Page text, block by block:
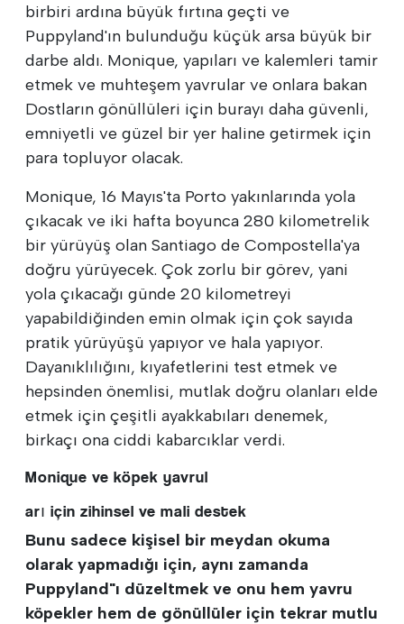
birbiri ardına büyük fırtına geçti ve
Puppyland'ın bulunduğu küçük arsa büyük bir
darbe aldı. Monique, yapıları ve kalemleri tamir
etmek ve muhteşem yavrular ve onlara bakan
Dostların gönüllüleri için burayı daha güvenli,
emniyetli ve güzel bir yer haline getirmek için
para topluyor olacak.
Monique, 16 Mayıs'ta Porto yakınlarında yola
çıkacak ve iki hafta boyunca 280 kilometrelik
bir yürüyüş olan Santiago de Compostella'ya
doğru yürüyecek. Çok zorlu bir görev, yani
yola çıkacağı günde 20 kilometreyi
yapabildiğinden emin olmak için çok sayıda
pratik yürüyüşü yapıyor ve hala yapıyor.
Dayanıklılığını, kıyafetlerini test etmek ve
hepsinden önemlisi, mutlak doğru olanları elde
etmek için çeşitli ayakkabıları denemek,
birkaçı ona ciddi kabarcıklar verdi.
Monique ve köpek yavrul
arı için zihinsel ve mali destek
Bunu sadece kişisel bir meydan okuma
olarak yapmadığı için, aynı zamanda
Puppyland"ı düzeltmek ve onu hem yavru
köpekler hem de gönüllüler için tekrar mutlu